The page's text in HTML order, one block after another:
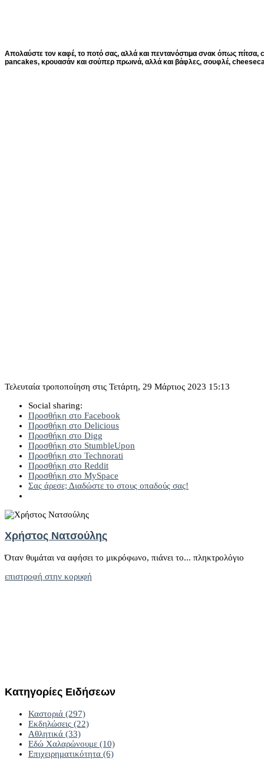
Απολαύστε τον καφέ, το ποτό σας, αλλά και πεντανόστιμα σνακ όπως
pancakes, κρουασάν και σούπερ πρωινά, αλλά και βάφλες, σουφλέ,
Τελευταία τροποποίηση στις Τετάρτη, 29 Μάρτιος 2023 15:13
Social sharing:
Προσθήκη στο Facebook
Προσθήκη στο Delicious
Προσθήκη στο Digg
Προσθήκη στο StumbleUpon
Προσθήκη στο Technorati
Προσθήκη στο Reddit
Προσθήκη στο MySpace
Σας άρεσε; Διαδώστε το στους οπαδούς σας!
Χρήστος Νατσούλης
Όταν θυμάται να αφήσει το μικρόφωνο, πιάνει το... πληκτρολόγιο
επιστροφή στην κορυφή
Κατηγορίες Ειδήσεων
Καστοριά (297)
Εκδηλώσεις (22)
Αθλητικά (33)
Εδώ Χαλαρώνουμε (10)
Επιχειρηματικότητα (6)